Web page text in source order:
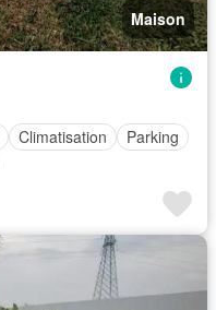
Maison
Climatisation
Parking